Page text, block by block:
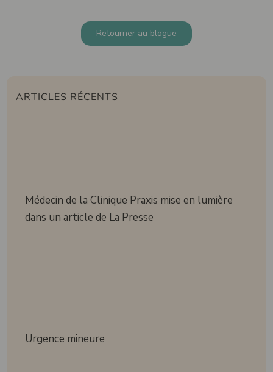
Retourner au blogue
ARTICLES RÉCENTS
Médecin de la Clinique Praxis mise en lumière
dans un article de La Presse
Urgence mineure